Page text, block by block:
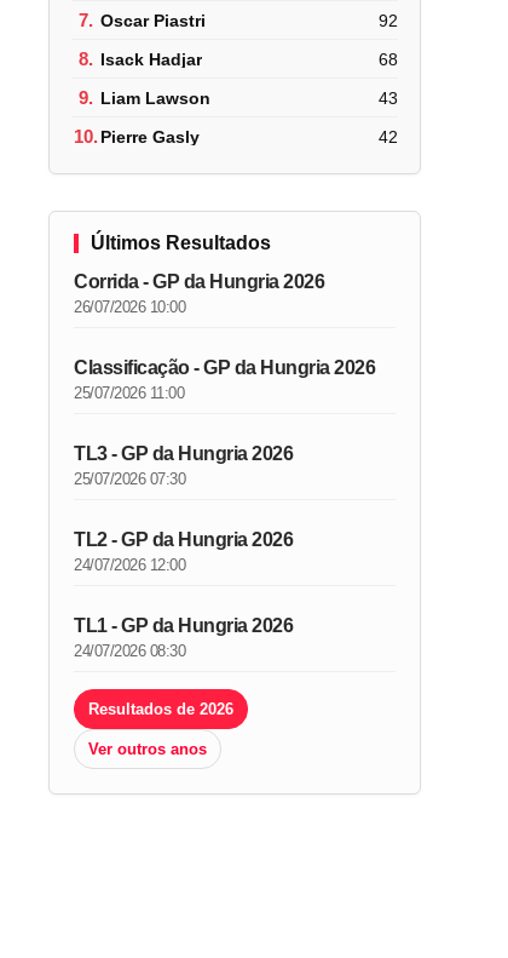
7. Oscar Piastri 92
8. Isack Hadjar 68
9. Liam Lawson 43
10.Pierre Gasly 42
Últimos Resultados
Corrida - GP da Hungria 2026
26/07/2026 10:00
Classificação - GP da Hungria 2026
25/07/2026 11:00
TL3 - GP da Hungria 2026
25/07/2026 07:30
TL2 - GP da Hungria 2026
24/07/2026 12:00
TL1 - GP da Hungria 2026
24/07/2026 08:30
Resultados de 2026
Ver outros anos